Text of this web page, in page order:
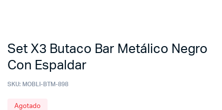
Set X3 Butaco Bar Metálico Negro
Con Espaldar
SKU: MOBLI-BTM-898
Agotado